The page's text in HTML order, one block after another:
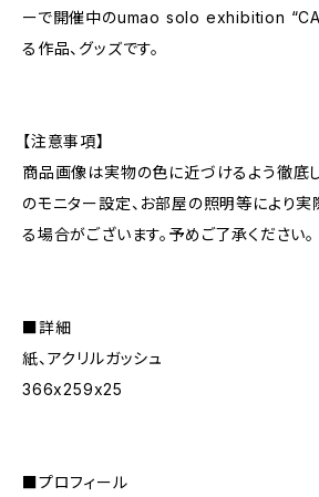
ーで開催中のumao solo exhibition
る作品、グッズです。
【注意事項】
商品画像は実物の色に近づけるよう徹底
のモニター設定、お部屋の照明等により
る場合がございます。予めご了承ください。
■詳細
紙、アクリルガッシュ
366x259x25
■プロフィール